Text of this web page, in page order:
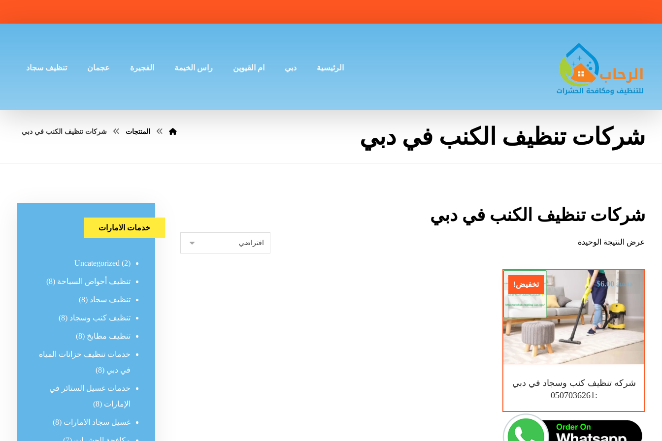
الرئيسية دبي ام القيوين راس الخيمة الفجيرة عجمان تنظيف سجاد
شركات تنظيف الكنب في دبي المنتجات شركات تنظيف الكنب في دبي
شركات تنظيف الكنب في دبي
عرض النتيجة الوحيدة
تخفيض!
شركه تنظيف كنب وسجاد في دبي
:0507036261
$10.00
$6.00
خدمات الامارات
Uncategorized (2)
تنظيف أحواض السباحة (8)
تنظيف سجاد (8)
تنظيف كنب وسجاد (8)
تنظيف مطابخ (8)
خدمات تنظيف خزانات المياه
في دبي (8)
خدمات غسيل الستائر في
الإمارات (8)
غسيل سجاد الامارات (8)